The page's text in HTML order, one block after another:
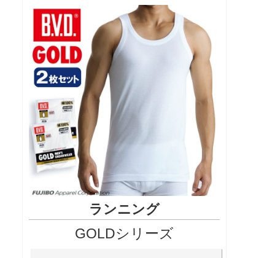
ランニング
GOLDシリーズ